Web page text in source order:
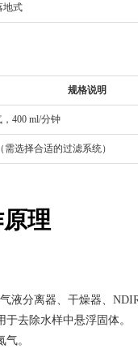
地式
规格说明
400 ml/分钟
需选择合适的过滤系统）
理
液分离器、干燥器、
去除水样中悬浮固体。
。